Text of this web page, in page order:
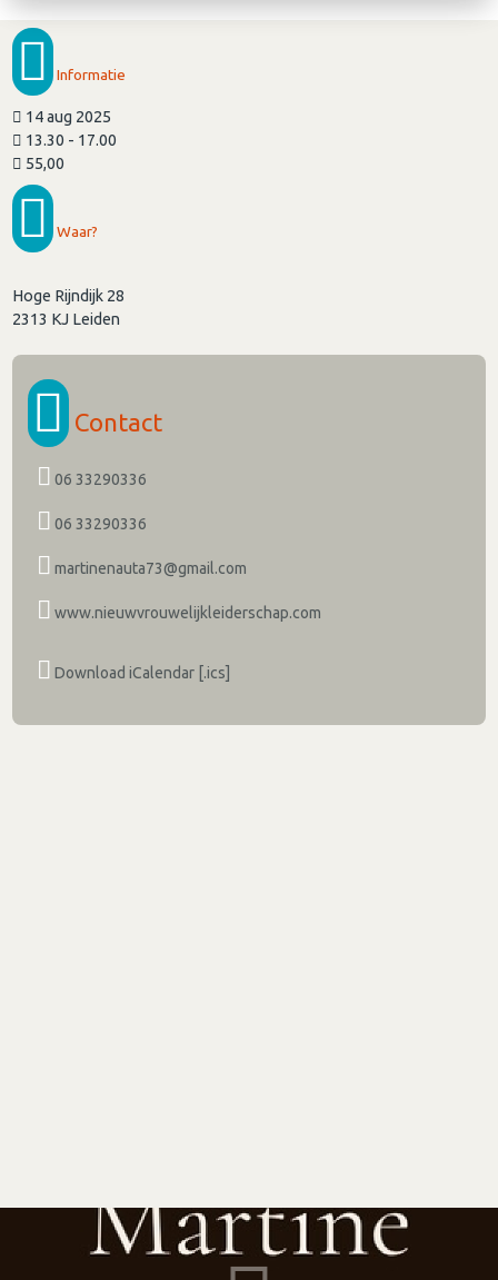
Informatie
14 aug 2025
13.30 - 17.00
55,00
Waar?
Hoge Rijndijk 28
2313 KJ Leiden
Contact
06 33290336
06 33290336
martinenauta73@gmail.com
www.nieuwvrouwelijkleiderschap.com
Download iCalendar [.ics]